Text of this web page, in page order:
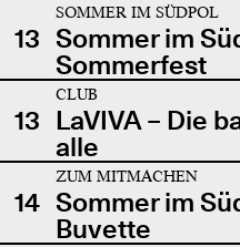
13
SOMMER IM SÜDPOL
Sommer im
Sommerfest
13
CLUB
LaVIVA – Die
alle
14
ZUM MITMACHEN
Sommer im
Buvette